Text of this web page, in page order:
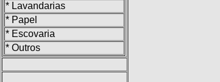
* Lavandarias
* Papel
* Escovaria
* Outros